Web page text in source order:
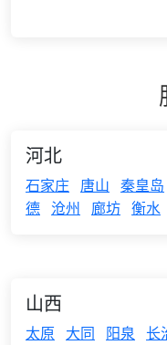
河北
石家庄 唐山 秦皇岛
德 沧州 廊坊 衡水
山西
太原 大同 阳泉 长